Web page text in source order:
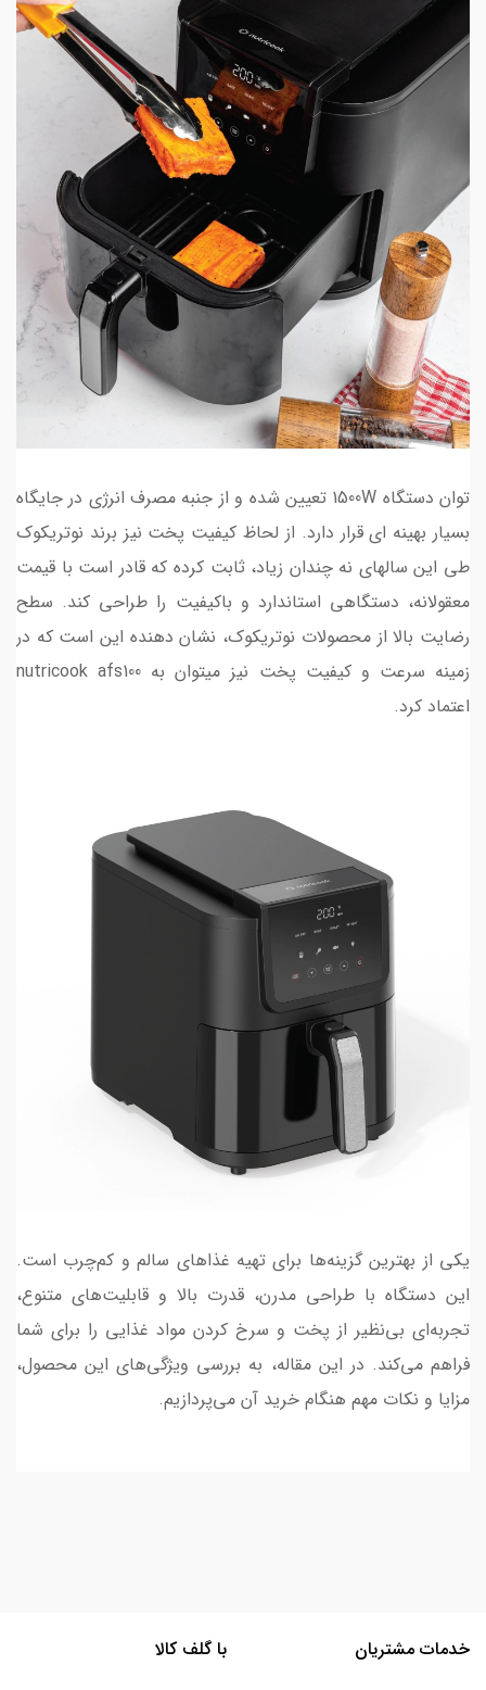
توان دستگاه 1500W تعیین شده و از جنبه مصرف انرژی در جایگاه
بسیار بهینه ای قرار دارد. از لحاظ کیفیت پخت نیز برند نوتریکوک
طی این سالهای نه چندان زیاد، ثابت کرده که قادر است با قیمت
معقولانه، دستگاهی استاندارد و باکیفیت را طراحی کند. سطح
رضایت بالا از محصولات نوتریکوک، نشان دهنده این است که در
زمینه سرعت و کیفیت پخت نیز میتوان به nutricook afs100
اعتماد کرد.
یکی از بهترین گزینه‌ها برای تهیه غذاهای سالم و کم‌چرب است.
این دستگاه با طراحی مدرن، قدرت بالا و قابلیت‌های متنوع،
تجربه‌ای بی‌نظیر از پخت و سرخ کردن مواد غذایی را برای شما
فراهم می‌کند. در این مقاله، به بررسی ویژگی‌های این محصول،
مزایا و نکات مهم هنگام خرید آن می‌پردازیم.
خدمات مشتریان با گلف کالا